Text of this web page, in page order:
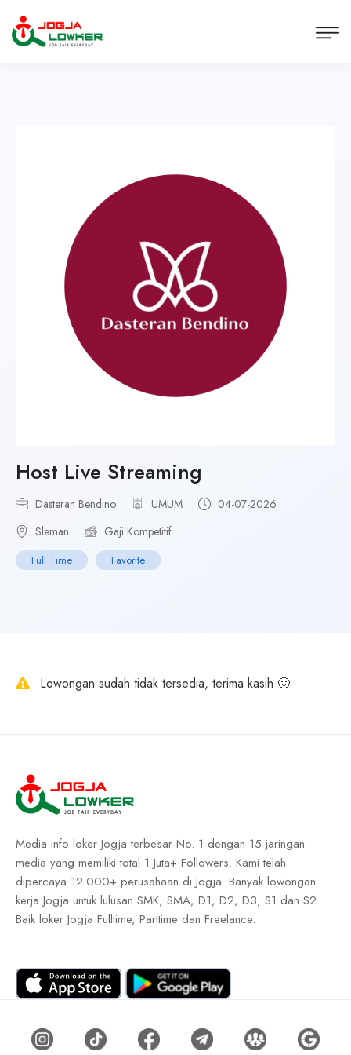
Host Live Streaming
Dasteran Bendino UMUM
04-07-2026
Sleman
Gaji Kompetitif
Full Time Favorite
Lowongan sudah tidak tersedia, terima kasih 🙂
Media info loker Jogja terbesar No. 1 dengan 15 jaringan
media yang memiliki total 1 Juta+ Followers. Kami telah
dipercaya 12.000+ perusahaan di Jogja. Banyak lowongan
kerja Jogja untuk lulusan SMK, SMA, D1, D2, D3, S1 dan S2.
Baik loker Jogja Fulltime, Parttime dan Freelance.